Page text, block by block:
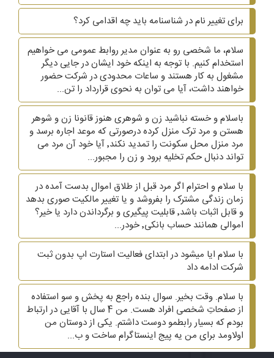
برای تغییر نام در شناسنامه باید چه اقدامی کرد؟
سلام، ما شخصی رو به عنوان مدیر روابط عمومی می خواهیم
استخدام کنیم. با توجه به اینکه خود ایشان در جایی دیگر
مشغول به کار هستند و ساعات محدودی در شرکت حضور
خواهند داشت، آیا می توان به نحوی قرارداد را تن...
باسلام و خسته نباشید زن و شوهری هنوز قانونا زن و شوهر
هستن و مرد ترک منزل کرده درصورتی که موعد اجاره برسد و
مرد منزل محل سکونت را تمدید نکند٬ آیا خود آن مرد می
تواند دنبال حکم تخلیه برود و زن را مجبور...
با سلام و احترام اگر مرد قبل از طلاق اموال بدست آمده در
زمان زندگی مشترک را بفروشد و یا تغییر مالکیت صوری بدهد
و قابل اثبات باشد٬ قابلیت پیگیری و برگرداندن دارد یا خیر؟
اموالی همانند حساب بانکی٬ خودر...
با سلام ایا میشود در ابتدای فعالیت استارت اپ بدون ثبت
شرکت ادامه داد
با سلام. وقت بخیر. سوال بنده راجع به پخش و سو استفاده
از صفحاتِ شخصی افراد هست. من 4 سال با آقایی در ارتباط
بودم که بسیار رابطمو دوست داشتم. یکی از دوستان من
اولاومد برای من یه پیج اینستاگرام ساخت و ب...